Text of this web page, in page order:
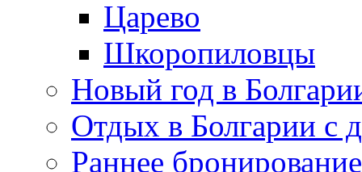
Царево
Шкоропиловцы
Новый год в
Отдых в Болгарии с
Раннее